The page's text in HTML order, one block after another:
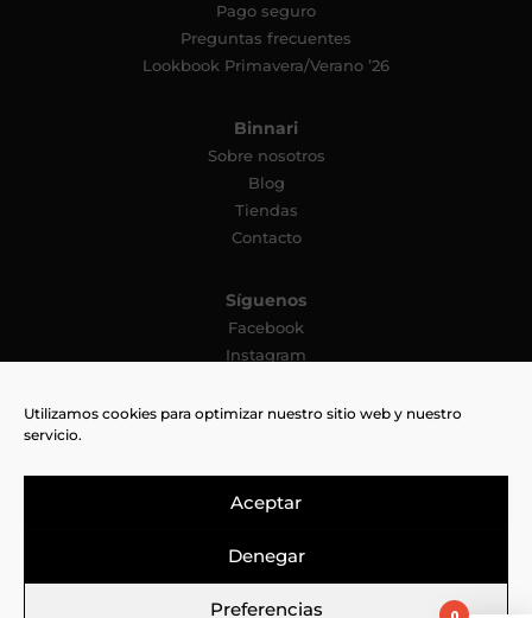
Utilizamos cookies para optimizar nuestro sitio web y nuestro
servicio.
Aceptar
Denegar
Preferencias
Pago seguro
Preguntas frecuentes
Lookbook Primavera/Verano ’26
Binnari
Sobre nosotros
Blog
Tiendas
Contacto
Síguenos
Facebook
Instagram
Pinterest
Aviso legal Cookies Política de privacidad